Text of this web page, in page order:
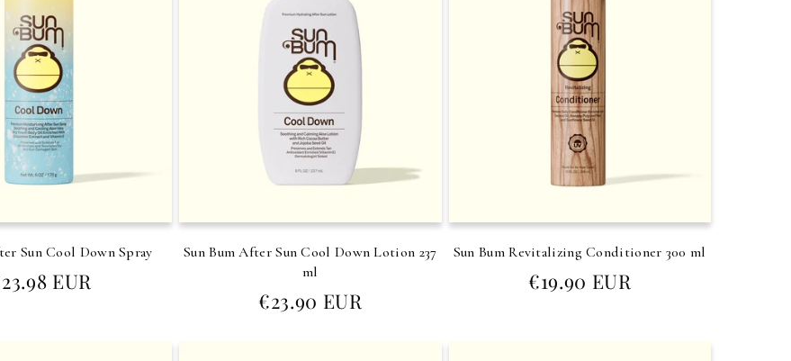
Sun Cool Down Spray
EUR
Sun Bum After Sun Cool Down Lotion 237
ml
Prezzo
di
€23.90 EUR
Sun Bum Revitalizing Conditioner 300 ml
Prezzo
di
€19.90 EUR